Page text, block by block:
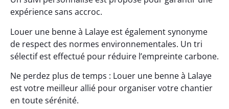
expérience sans accroc.
Louer une benne à Lalaye est également synonyme
de respect des normes environnementales. Un tri
sélectif est effectué pour réduire l’empreinte carbone.
Ne perdez plus de temps : Louer une benne à Lalaye
est votre meilleur allié pour organiser votre chantier
en toute sérénité.